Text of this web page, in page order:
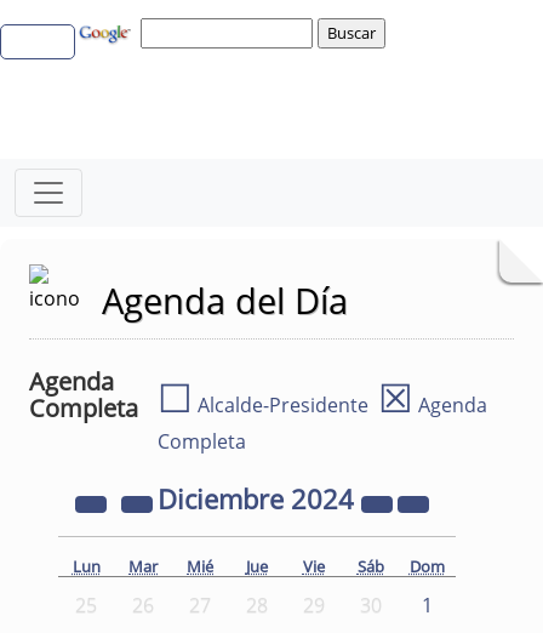
Agenda del Día
Agenda
Completa
☐ Alcalde-Presidente ☒ Agenda
Completa
Diciembre 2024
Lun Mar Mié Jue Vie Sáb Dom
25 26 27 28 29 30
1